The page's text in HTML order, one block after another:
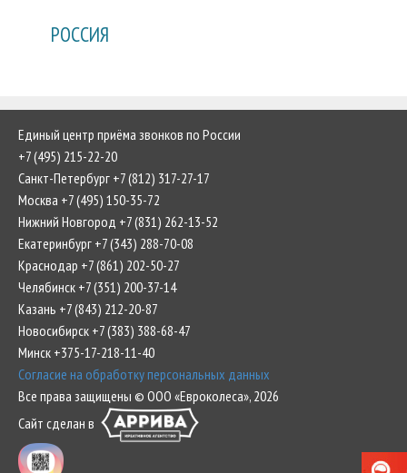
РОССИЯ
Единый центр приёма звонков по России
+7 (495) 215-22-20
Санкт-Петербург +7 (812) 317-27-17
Москва +7 (495) 150-35-72
Нижний Новгород +7 (831) 262-13-52
Екатеринбург +7 (343) 288-70-08
Краснодар +7 (861) 202-50-27
Челябинск +7 (351) 200-37-14
Казань +7 (843) 212-20-87
Новосибирск +7 (383) 388-68-47
Минск +375-17-218-11-40
Согласие на обработку персональных данных
Все права защищены © ООО «Евроколеса», 2026
Сайт сделан в